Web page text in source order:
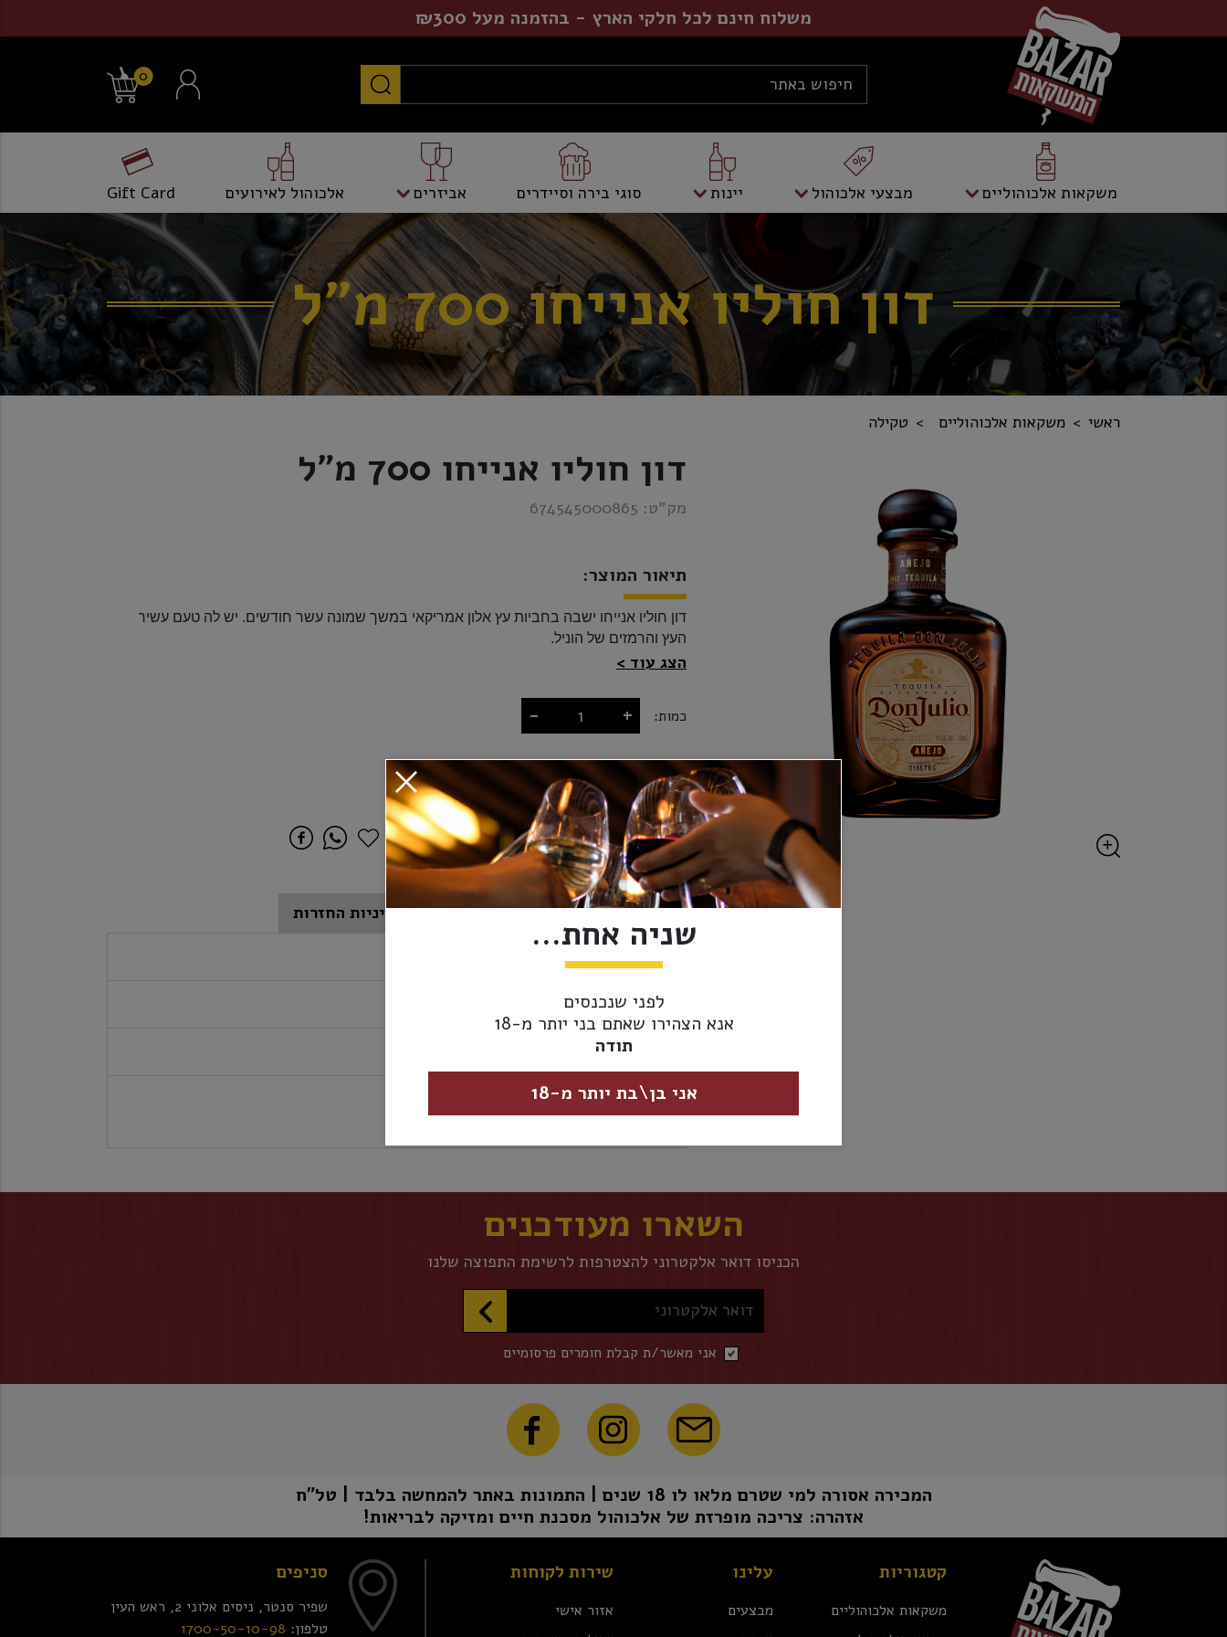
משלוח חינם לכל חלקי הארץ - בהזמנה מעל ₪300
0
משקאות אלכוהוליים מבצעי אלכוהול יינות סוגי בירה וסיידרים אביזרים אלכוהול לאירועים Gift Card
דון חוליו אנייחו 700 מ"ל
ראשי משקאות אלכוהוליים טקילה
דון חוליו אנייחו 700 מ"ל
מק”ט: 674545000865
תיאור המוצר:
דון חוליו אנייחו ישבה בחביות עץ אלון אמריקאי במשך שמונה עשר חודשים. יש לה טעם עשיר, ייחודי ומורכב
העץ והרמזים של הוניל.
הצג עוד
כמות: - +
₪255.00
אזל מהמלאי
מידע נוסף אספקה ומשלוחים
מדיניות החזרות
ארץ ייצור:
אחוז
אלכוהול:
השארו מעודכנים
הכניסו דואר אלקטרוני להצטרפות לרשימת התפוצה שלנו
דואר אלקטרוני
אני מאשר/ת קבלת חומרים פרסומיים
המכירה אסורה למי שטרם מלאו לו 18 שנים | התמונות באתר להמחשה בלבד | טל"ח
אזהרה: צריכה מופרזת של אלכוהול מסכנת חיים ומזיקה לבריאות!
קטגוריות
משקאות אלכוהוליים
עלינו
מבצעים
שירות לקוחות
אזור אישי
סניפים
שפיר סנטר, ניסים אלוני 2, ראש העין
טלפון: 1700-50-10-98
שניה אחת...
לפני שנכנסים
אנא הצהירו שאתם בני יותר מ-18
תודה
אני בן\בת יותר מ-18